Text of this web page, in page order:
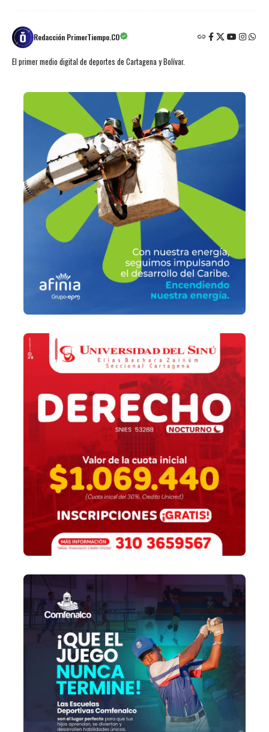
Redacción PrimerTiempo.CO
El primer medio digital de deportes de Cartagena y Bolívar.